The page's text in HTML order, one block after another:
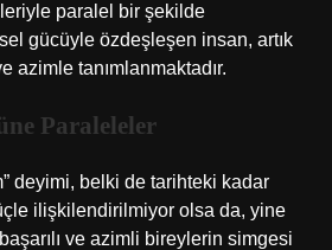
paralel bir şekilde
gücüyle özdeşleşen insan, artık
azimle tanımlanmaktadır.
Paraleleler
deyimi, belki de tarihteki kadar
ilişkilendirilmiyor olsa da, yine
ve azimli bireylerin simgesi